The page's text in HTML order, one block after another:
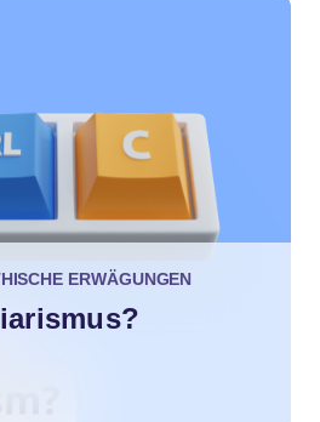
ERWÄGUNGEN